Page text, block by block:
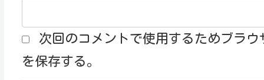
次回のコメントで使用するためブラ
を保存する。